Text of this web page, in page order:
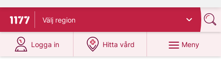
Till startsidan för 1177
Välj region
Logga in
på 1177.se
Hitta vård
på 1177.se
Meny